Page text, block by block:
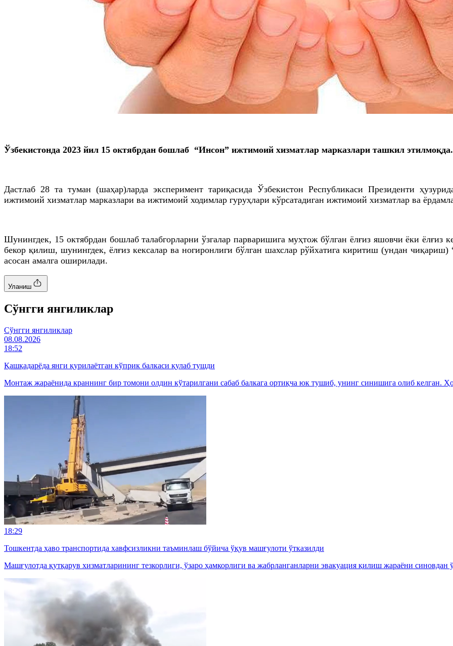
Ўзбекистонда 2023 йил 15 октябрдан бошлаб “Инсон” ижтимоий хизматлар марказлари ташкил
Дастлаб 28 та туман (шаҳар)ларда эксперимент тариқасида Ўзбекистон Республикаси Президенти
ижтимоий хизматлар марказлари ва ижтимоий ходимлар гуруҳлари кўрсатадиган ижтимоий хизматлар ва
Шунингдек, 15 октябрдан бошлаб талабгорларни ўзгалар парваришига муҳтож бўлган ёлғиз яшовчи ёки ёлғиз
бекор қилиш, шунингдек, ёлғиз кексалар ва ногиронлиги бўлган шахслар рўйхатига киритиш (ундан
асосан амалга оширилади.
Уланиш
Cўнгги янгиликлар
Cўнгги янгиликлар
08.08.2026
18:52
Қашқадарёда янги қурилаётган кўприк балкаси қулаб тушди
Монтаж жараёнида краннинг бир томони олдин кўтарилгани сабаб балкага ортиқча юк тушиб, унинг синишига олиб келган.
18:29
Тошкентда ҳаво транспортида хавфсизликни таъминлаш бўйича ўқув машғулоти ўтказилди
Машғулотда қутқарув хизматларининг тезкорлиги, ўзаро ҳамкорлиги ва жабрланганларни эвакуация қилиш жараёни синовдан